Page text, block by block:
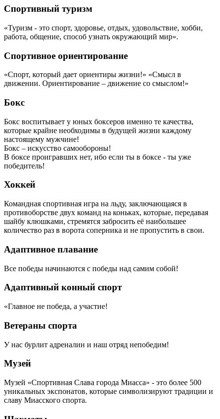
Спортивный туризм
«Туризм - это спорт, здоровье, отдых, удовольствие, хобби,
работа, общение, способ узнать окружающий мир».
Спортивное ориентирование
«Спорт, который дает ориентиры жизни!» «Смысл в
движении. Ориентирование – движение со смыслом!»
Бокс
Бокс воспитывает у юных боксеров именно те качества,
которые крайне необходимы в будущей жизни каждому
настоящему мужчине!
Бокс – искусство самообороны!
В боксе проигравших нет, ибо если ты в боксе - ты уже
победитель!
Хоккей
Командная спортивная игра на льду, заключающаяся в
противоборстве двух команд на коньках, которые, передавая
шайбу клюшками, стремятся забросить её наибольшее
количество раз в ворота соперника и не пропустить в свои.
Адаптивное плавание
Все победы начинаются с победы над самим собой!
Адаптивный конный спорт
«Главное не победа, а участие!
Ветераны спорта
У нас бурлит адреналин и наш отряд непобедим!
Музей
Музей «Спортивная Слава города Миасса» - это более 500
уникальных экспонатов, которые символизируют традиции и
славу Миасского спорта.